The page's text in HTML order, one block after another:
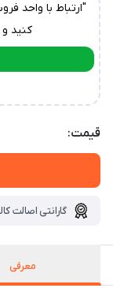
"ارتباط با واحد
کنید
قیمت:
گارانتی اصالت
معرفی